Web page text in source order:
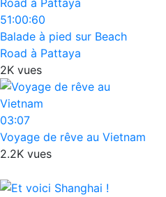
51:00:60
Balade à pied sur Beach
Road à Pattaya
2K vues
03:07
Voyage de rêve au Vietnam
2.2K vues